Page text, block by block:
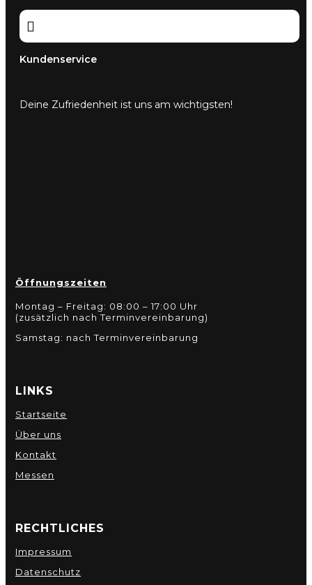

Kundenservice
Deine Zufriedenheit ist uns am wichtigsten!
Öffnungszeiten
Montag – Freitag: 08:00 – 17:00 Uhr
(zusätzlich nach Terminvereinbarung)
Samstag: nach Terminvereinbarung
LINKS
Startseite
Über uns
Kontakt
Messen
RECHTLICHES
Impressum
Datenschutz